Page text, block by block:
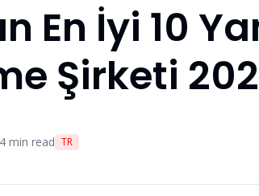
En İyi 10
Şirketi
4 min read TR